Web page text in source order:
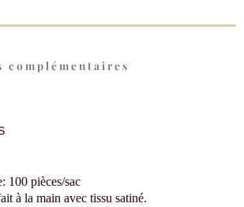
100 pièces/sac
à la main avec tissu satiné.